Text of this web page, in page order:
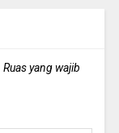
Ruas yang wajib